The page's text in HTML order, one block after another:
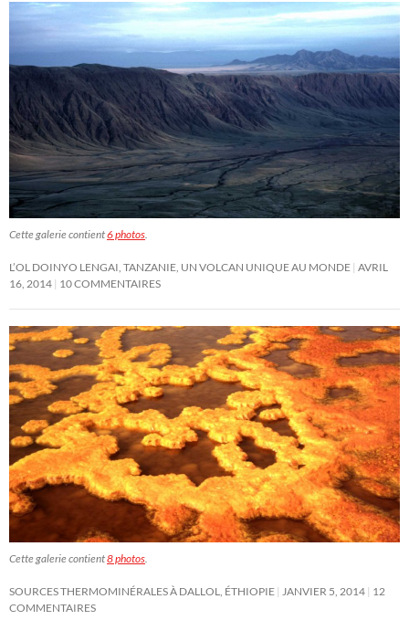
Cette galerie contient6 photos.
L’OL DOINYO LENGAI, TANZANIE, UN VOLCAN UNIQUE AU MONDE AVRIL
16, 2014 10 COMMENTAIRES
Cette galerie contient8 photos.
SOURCES THERMOMINÉRALES À DALLOL, ÉTHIOPIE JANVIER 5, 2014 12
COMMENTAIRES